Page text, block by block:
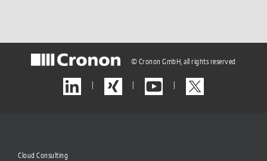
© Cronon GmbH, all rights reserved
Cloud Consulting